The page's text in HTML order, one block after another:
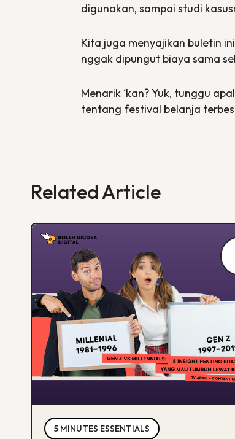
digunakan, sampai studi
Kita juga menyajikan buletin ini
nggak dipungut biaya sama
Menarik ‘kan? Yuk, tunggu
tentang festival belanja
Related Article
5 MINUTES ESSENTIALS